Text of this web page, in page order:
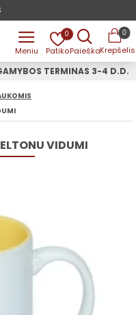
0 0
TERMINAS 3-4 D.D.
VIDUMI